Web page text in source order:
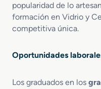
popularidad de lo
formación en Vidrio y
competitiva única.
Oportunidades
Los graduados en los